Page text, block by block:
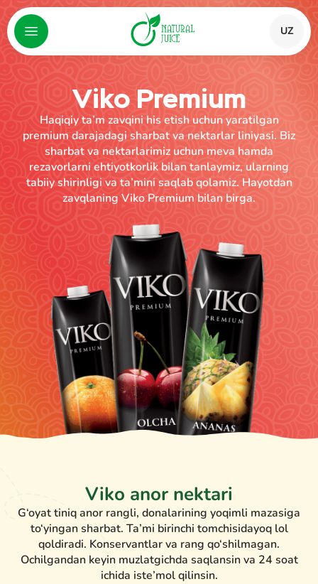
UZ
Viko Premium
Haqiqiy ta’m zavqini his etish uchun yaratilgan
premium darajadagi sharbat va nektarlar liniyasi. Biz
sharbat va nektarlarimiz uchun meva hamda
rezavorlarni ehtiyotkorlik bilan tanlaymiz, ularning
tabiiy shirinligi va ta’mini saqlab qolamiz. Hayotdan
zavqlaning Viko Premium bilan birga.
Viko anor nektari
G‘oyat tiniq anor rangli, donalarining yoqimli mazasiga
to‘yingan sharbat. Ta’mi birinchi tomchisidayoq lol
qoldiradi. Konservantlar va rang qo‘shilmagan.
Ochilgandan keyin muzlatgichda saqlansin va 24 soat
ichida iste’mol qilinsin.